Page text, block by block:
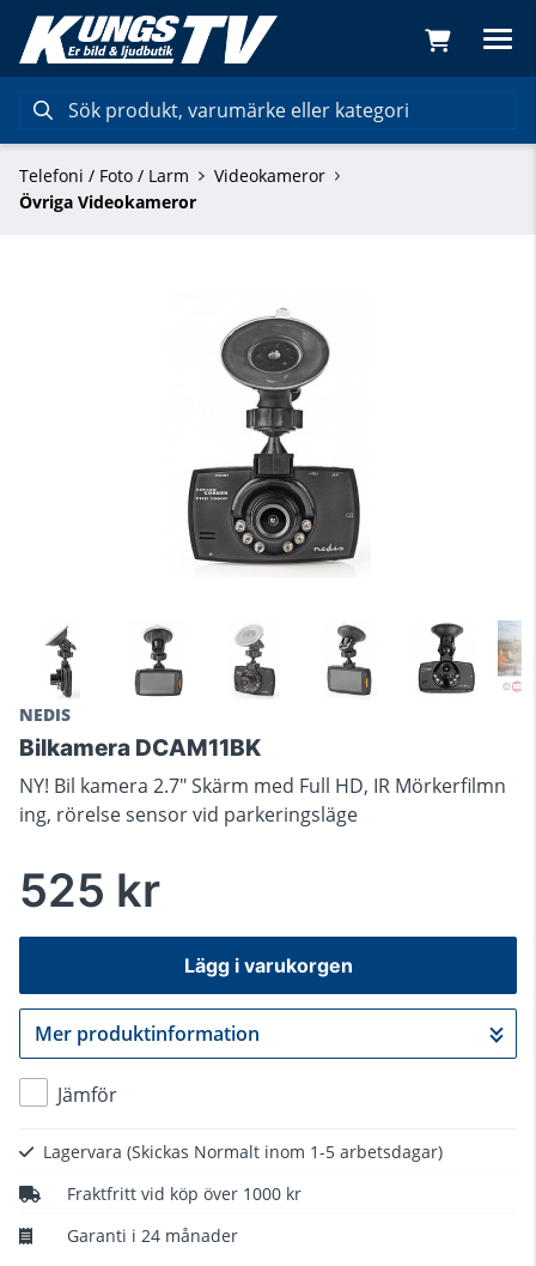
Telefoni / Foto / Larm
Videokameror
Övriga Videokameror
NEDIS
Bilkamera DCAM11BK
NY! Bil kamera 2.7" Skärm med Full HD, IR Mörkerfilmn
ing, rörelse sensor vid parkeringsläge
525 kr
Lägg i varukorgen
Gå till kassan
Mer produktinformation
Jämför
Lagervara (Skickas Normalt inom 1-5 arbetsdagar)
Fraktfritt vid köp över 1000 kr
Garanti i 24 månader